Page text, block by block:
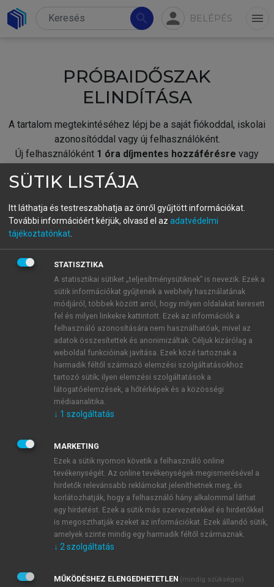
search person BELÉPÉS menu
PRÓBAIDŐSZAK
ELINDÍTÁSA
A tartalom megtekintéséhez lépj be a saját fiókoddal, iskolai
azonosítóddal vagy új felhasználóként.
Új felhasználóként 1 óra díjmentes hozzáférésre vagy
fiókoddal,vagy hozz létre új fiókot.
A regisztráció után apróbaidőszakautomatikusan
BELÉPÉS SAJÁT FIÓKKAL
ÚJ FIÓK LÉTREHOZÁSA
1 óra díjmentes hozzáférés
E-MAIL-CÍM
JELSZÓ
JELSZÓ ÚJRA
Kérek értesítést a MeRSZ újdonságairól, akcióiról.
Kérek értesítést az Akadémiai Kiadó Zrt. újdonságairól,
Adatkezelési tájékoztatóbanfoglaltakat tudomásul
SÜTIK LISTÁJA
Itt láthatja és testreszabhatja az önről gyűjtött információkat.
További információért kérjük, olvasd el az adatvédelmi
tájékoztatónkat
STATISZTIKA
A statisztikai sütiket „teljesítménysütiknek” is nevezik. Ezek a
sütik információkat gyűjtenek a webhely használatának
módjáról, többek között arról, hogy milyen oldalakat keresett
fel és milyen linkekre kattintott. Ezek az információk a
felhasználó azonosítására nem használhatóak, mivel az
adatok összesítettek és anonimizáltak. Céljuk kizárólag a
weboldal funkcióinak javítása. Ezek közé tartoznak a
harmadik féltől származó elemzési szolgáltatásokhoz
tartozó sütik; ilyen elemzési szolgáltatások a
látogatóelemzések, a hőtérképek és a közösségi
médiaanalitika.
↓ 1 szolgáltatás
MARKETING
Ezek a sütik nyomon követik a felhasználó online
tevékenységét. Az online tevékenységek megismerésével a
hirdetők relevánsabb reklámokat jeleníthetnek meg, és
korlátozhatják, hogy a felhasználó hány alkalommal láthat
egy hirdetést. Ezek a sütik más szervezetekkel és hirdetőkkel
is megoszthatják ezeket az információkat. Ezek állandó sütik,
amelyek szinte mindig egy harmadik féltől származnak.
↓ 2 szolgáltatás
MŰKÖDÉSHEZ ELENGEDHETETLEN (mindig szükséges)